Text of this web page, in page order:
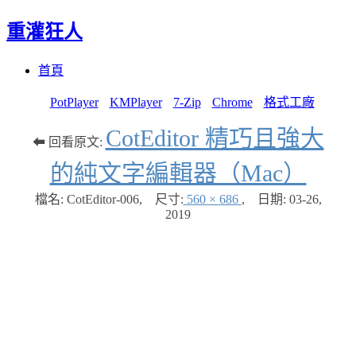
重灌狂人
首頁
PotPlayer KMPlayer 7-Zip Chrome 格式工廠
⬅ 回看原文: CotEditor 精巧且強大
的純文字編輯器（Mac）
檔名: CotEditor-006, 尺寸: 560 × 686 , 日期: 03-26,
2019